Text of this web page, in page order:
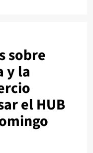
sobre
y la
el HUB